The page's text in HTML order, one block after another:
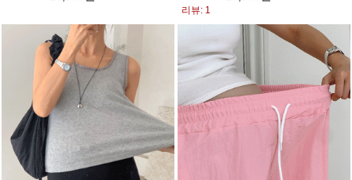
리뷰: 1